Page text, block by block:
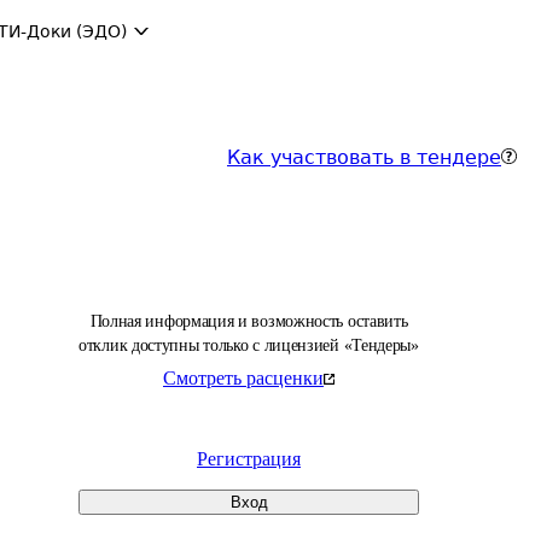
Доки (ЭДО)
Как участвовать в тендере
Полная информация и возможность оставить
отклик доступны только с лицензией «Тендеры»
Смотреть расценки
Регистрация
Вход